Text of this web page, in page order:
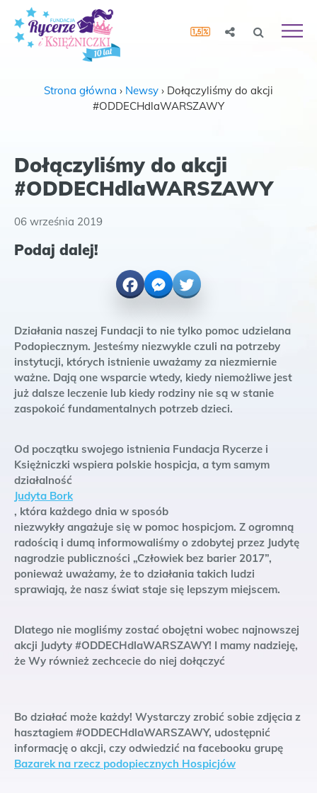
Strona główna › Newsy › Dołączyliśmy do akcji
#ODDECHdlaWARSZAWY
Dołączyliśmy do akcji
#ODDECHdlaWARSZAWY
06 września 2019
Podaj dalej!
FacebookMessenger
Twitter
Działania naszej Fundacji to nie tylko pomoc udzielana
Podopiecznym. Jesteśmy niezwykle czuli na potrzeby
instytucji, których istnienie uważamy za niezmiernie
ważne. Dają one wsparcie wtedy, kiedy niemożliwe jest
już dalsze leczenie lub kiedy rodziny nie są w stanie
zaspokoić fundamentalnych potrzeb dzieci.
Od początku swojego istnienia Fundacja Rycerze i
Księżniczki wspiera polskie hospicja, a tym samym
działalność
Judyta Bork
, która każdego dnia w sposób
niezwykły angażuje się w pomoc hospicjom. Z ogromną
radością i dumą informowaliśmy o zdobytej przez Judytę
nagrodzie publiczności „Człowiek bez barier 2017”,
ponieważ uważamy, że to działania takich ludzi
sprawiają, że nasz świat staje się lepszym miejscem.
Dlatego nie mogliśmy zostać obojętni wobec najnowszej
akcji Judyty #ODDECHdlaWARSZAWY! I mamy nadzieję,
że Wy również zechcecie do niej dołączyć
Bo działać może każdy! Wystarczy zrobić sobie zdjęcia z
hasztagiem #ODDECHdlaWARSZAWY, udostępnić
informację o akcji, czy odwiedzić na facebooku grupę
Bazarek na rzecz podopiecznych Hospicjów